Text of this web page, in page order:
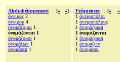
Alphabétiquement [« »]
ὄνειρος 2
ὀνείρου 4
ὀνομάζομαι 1
ὀνομάζονται 1
ὀνομάζουσι 1
ὀνομάζων 1
ὀνομάσαι 1
Fréquences [« »
1 ὀνειροπόλοι
1 ὀνειροπόλους
1 ὀνομάζομαι
1 ὀνομάζονται
1 ὀνομάζουσι
1 ὀνομάζων
1 ὀνομάσαι